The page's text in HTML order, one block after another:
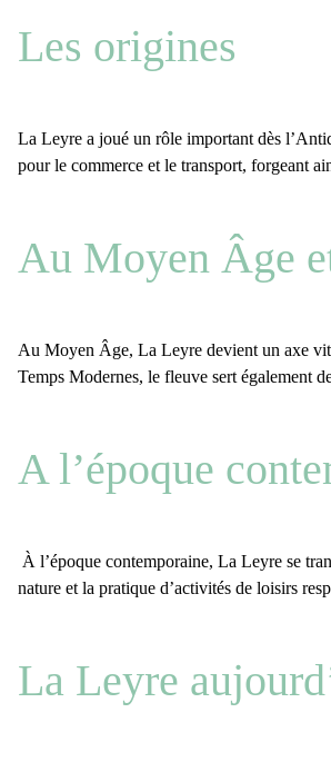
Les origines
La Leyre a joué un rôle important dès
pour le commerce et le transport, forgeant
Au Moyen Âge
Au Moyen Âge, La Leyre devient un axe
Temps Modernes, le fleuve sert également
A l’époque
À l’époque contemporaine, La Leyre se
nature et la pratique d’activités de loisirs
La Leyre